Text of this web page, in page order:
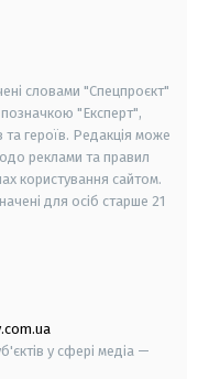
словами "Спецпроєкт"
"Експерт",
героїв. Редакція може
реклами та правил
користування сайтом.
для осіб старше 21
у сфері медіа —